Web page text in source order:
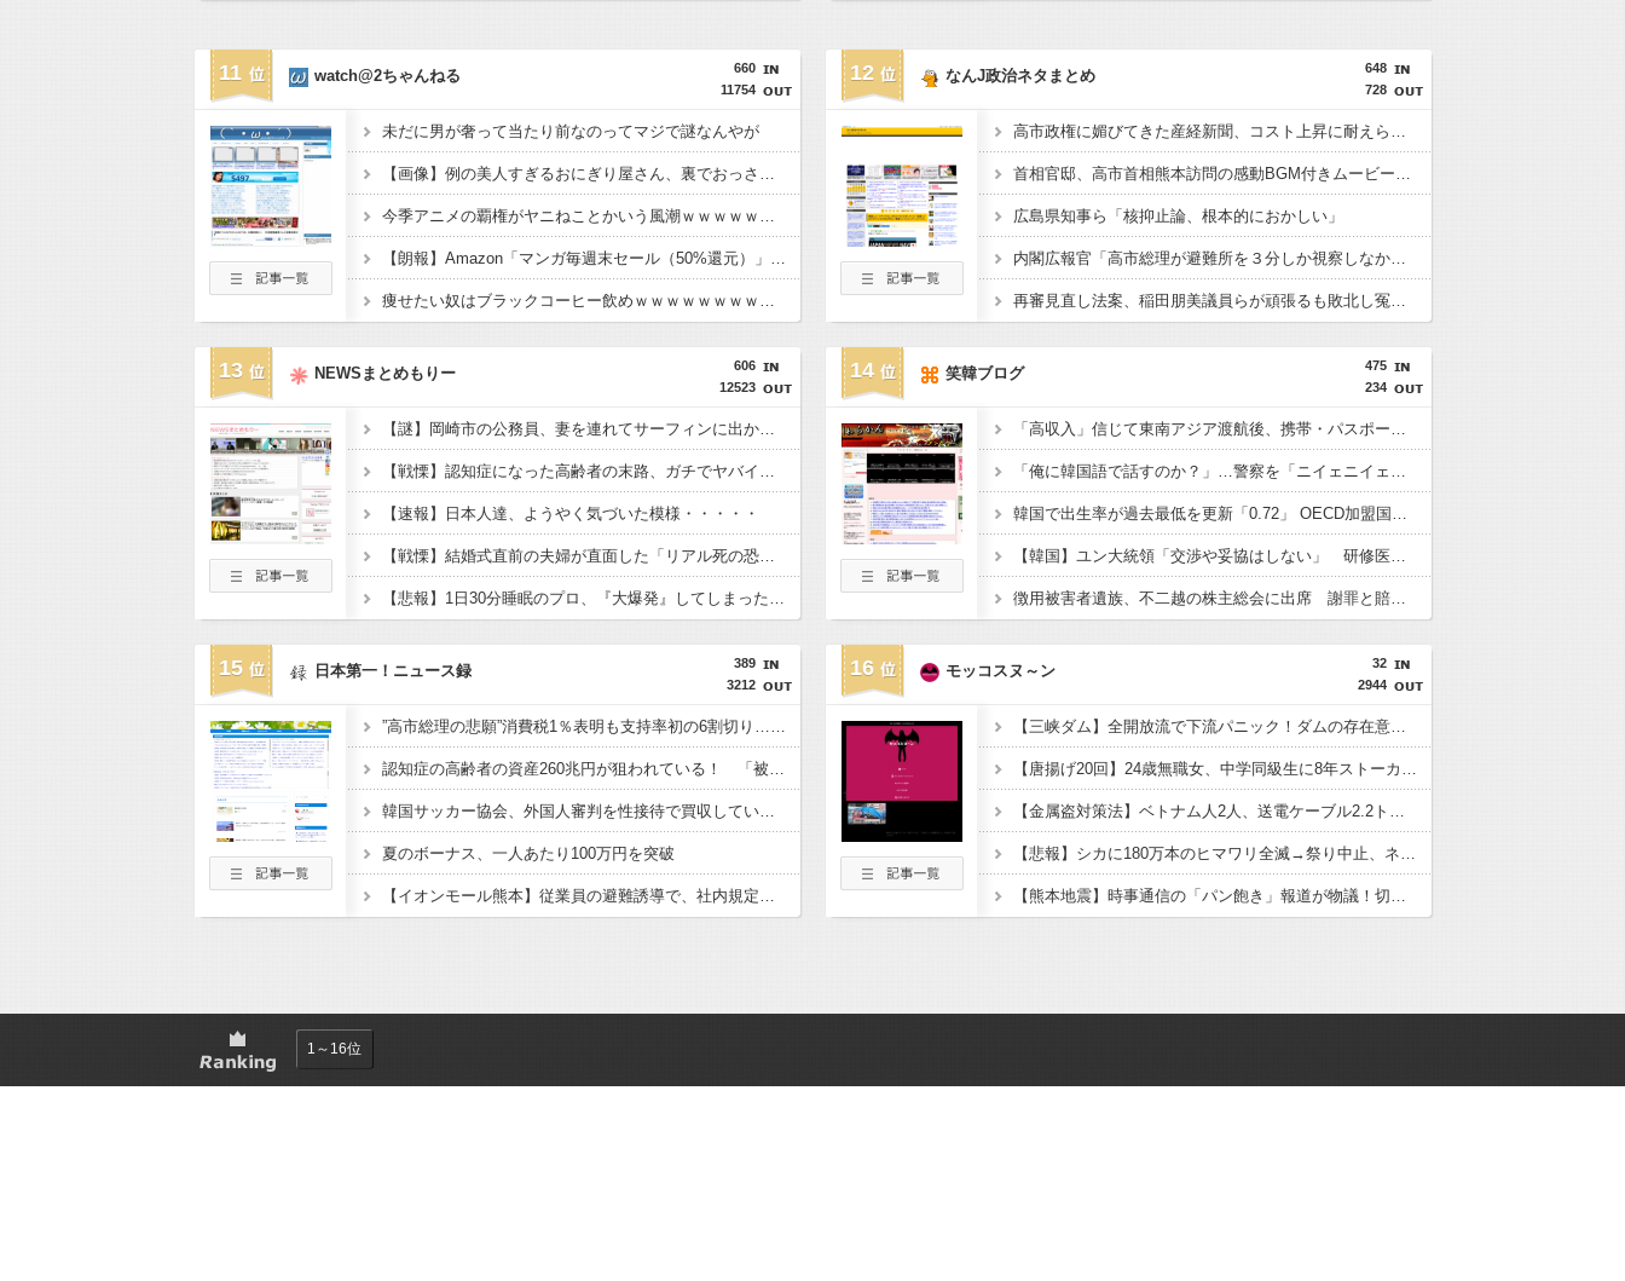
11
660
11754
watch@2ちゃんねる
未だに男が奢って当たり前なのってマジで謎なんやが
【画像】例の美人すぎるおにぎり屋さん、裏でおっさんが握っていたｗｗｗｗｗｗｗｗｗｗｗｗｗｗｗｗｗ
今季アニメの覇権がヤニねことかいう風潮ｗｗｗｗｗｗｗｗｗｗｗｗｗ
【朗報】Amazon「マンガ毎週末セール（50%還元）」アツいスポーツマンガ祭り最終日到来！！！
痩せたい奴はブラックコーヒー飲めｗｗｗｗｗｗｗｗｗｗｗｗｗ
12
648
728
なんJ政治ネタまとめ
高市政権に媚びてきた産経新聞、コスト上昇に耐えられず東北6県撤退を発表
首相官邸、高市首相熊本訪問の感動BGM付きムービーを投稿「全部が全部ありがたかったです」
広島県知事ら「核抑止論、根本的におかしい」
内閣広報官「高市総理が避難所を３分しか視察しなかったなんてデマ！50分いたぞ????」 →しかし事実上の視察は数分で正解
再審見直し法案、稲田朋美議員らが頑張るも敗北し冤罪当事者が失望する内容に終わる
13
606
12523
NEWSまとめもりー
【謎】岡崎市の公務員、妻を連れてサーフィンに出かけた結果・・・
【戦慄】認知症になった高齢者の末路、ガチでヤバイ・・・・
【速報】日本人達、ようやく気づいた模様・・・・・
【戦慄】結婚式直前の夫婦が直面した「リアル死の恐怖」がヤバすぎる・・・・
【悲報】1日30分睡眠のプロ、『大爆発』してしまった結果・・・・・
14
475
234
笑韓ブログ
「高収入」信じて東南アジア渡航後、携帯・パスポート奪われ監禁…韓国人の被害急増
「俺に韓国語で話すのか？」…警察を「ニイェニイェニイェ」とからかう韓国滞在外国人の投稿動画が物議
韓国で出生率が過去最低を更新「0.72」 OECD加盟国で唯一 1を下回る
【韓国】ユン大統領「交渉や妥協はしない」 研修医集団ボイコット受け
徴用被害者遺族、不二越の株主総会に出席 謝罪と賠償求める
15
389
3212
日本第一！ニュース録
”高市総理の悲願”消費税1％表明も支持率初の6割切り…「賛成52％」の波紋【8月JNN世論調査解説】
認知症の高齢者の資産260兆円が狙われている！ 「被害者の8割がだまされた認識なし」
韓国サッカー協会、外国人審判を性接待で買収していた事が判明
夏のボーナス、一人あたり100万円を突破
【イオンモール熊本】従業員の避難誘導で、社内規定に抵触か
16
32
2944
モッコスヌ～ン
【三峡ダム】全開放流で下流パニック！ダムの存在意義を問う
【唐揚げ20回】24歳無職女、中学同級生に8年ストーカー…「純愛」と「恐怖」の声
【金属盗対策法】ベトナム人2人、送電ケーブル2.2トン窃盗で逮捕！県内初摘発もネットは「不起訴」予想
【悲報】シカに180万本のヒマワリ全滅→祭り中止、ネット「シカたない」と爆笑
【熊本地震】時事通信の「パン飽き」報道が物議！切り取りの真実と被災者の本音
1～16位